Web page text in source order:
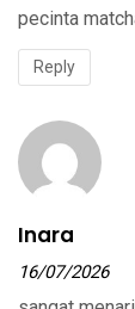
Reply
pecinta
Inara
16/07/2026